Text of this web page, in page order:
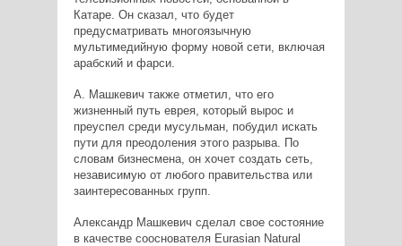
Катаре. Он сказал, что будет
предусматривать многоязычную
мультимедийную форму новой сети, включая
арабский и фарси.
А. Машкевич также отметил, что его
жизненный путь еврея, который вырос и
преуспел среди мусульман, побудил искать
пути для преодоления этого разрыва. По
словам бизнесмена, он хочет создать сеть,
независимую от любого правительства или
заинтересованных групп.
Александр Машкевич сделал свое состояние
в качестве сооснователя Eurasian Natural